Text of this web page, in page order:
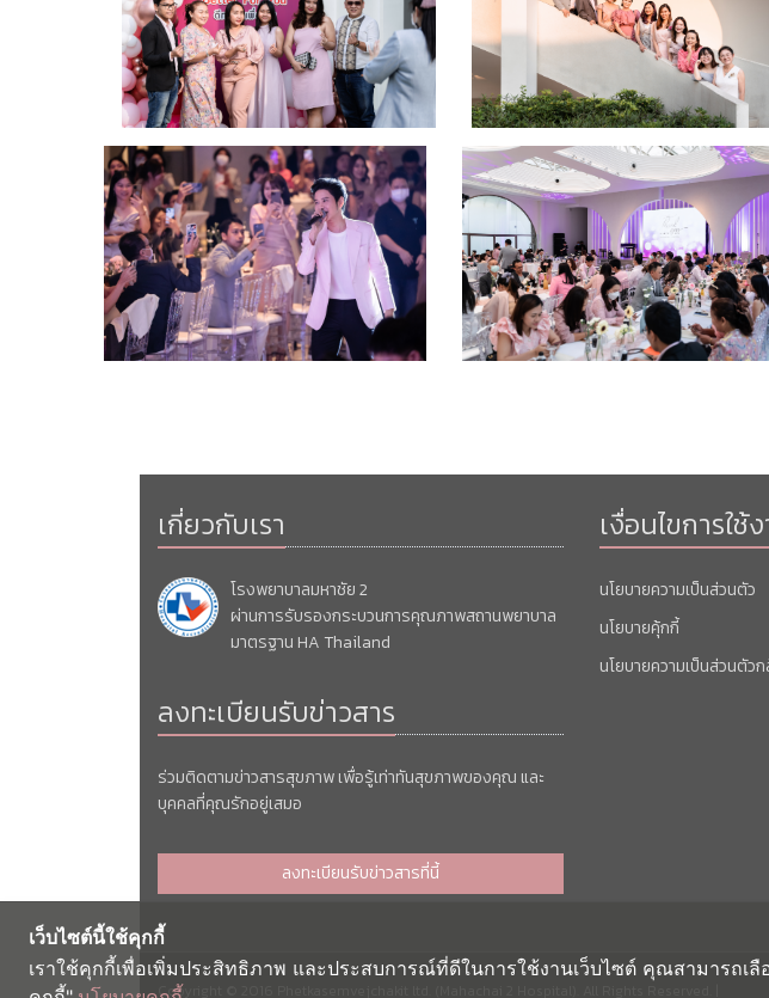
เกี่ยวกับเรา
โรงพยาบาลมหาชัย 2
ผ่านการรับรองกระบวนการคุณภาพสถานพยาบาล
มาตรฐาน HA Thailand
ลงทะเบียนรับข่าวสาร
ร่วมติดตามข่าวสารสุขภาพ เพื่อรู้เท่าทันสุขภาพของคุณ และ
บุคคลที่คุณรักอยู่เสมอ
ลงทะเบียนรับข่าวสารที่นี้
เงื่อนไขการใช้
นโยบายความเป็นส่วนตัว
นโยบายคุ้กกี้
นโยบายความเป็นส่วนตัว
Copyright © 2016 Phetkasemvejchakit ltd. (Mahachai 2 Hospital). All Rights Reserved. |
เว็บไซต์นี้ใช้คุกกี้
เราใช้คุกกี้เพื่อเพิ่มประสิทธิภาพ และประสบการณ์ที่ดีในการใช้งานเว็บไซต์ คุณสามารถเ